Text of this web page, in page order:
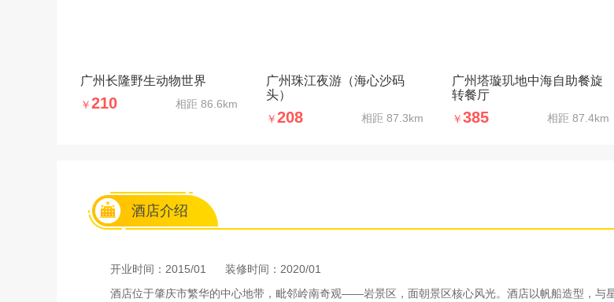
广州长隆野生动物世界
￥210 相距 86.6km
广州珠江夜游（海心沙码
头）
￥208 相距 87.3km
广州塔璇玑地中海自助餐旋
转餐厅
￥385 相距 87.4km
酒店介绍
开业时间：2015/01
装修时间：2020/01
酒店位于肇庆市繁华的中心地带，毗邻岭南奇观——岩景区，面朝景区核心风光。酒店以帆船造型，与